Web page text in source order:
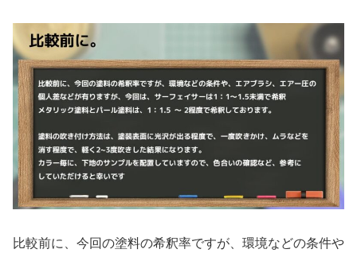
比較前に、今回の塗料の希釈率ですが、環境などの条件や